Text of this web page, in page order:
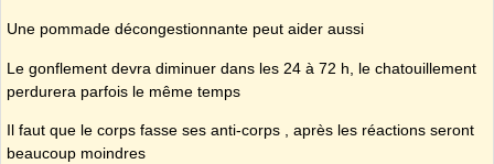
Une pommade décongestionnante peut aider aussi
Le gonflement devra diminuer dans les 24 à 72 h, le chatouillement
perdurera parfois le même temps
Il faut que le corps fasse ses anti-corps , après les réactions seront
beaucoup moindres